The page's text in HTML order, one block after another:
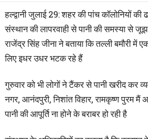
हल्द्वानी जुलाई 29: शहर की पांच कॉलोनियों
संस्थान की लापरवाही से पानी की समस्या से जूझ
राजेंद्र सिंह जीना ने बताया कि तल्ली बमौरी में
लिए इधर उधर भटक रहे हैं
गुरुवार को भी लोगों ने टैंकर से पानी खरीद कर
नगर, आनंदपुरी, निशांत विहार, रामकृष्ण पुरम मैं
पानी की आपूर्ति ना होने के बराबर हो रही है